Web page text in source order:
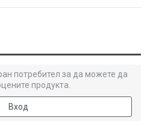
потребител за да можете да
продукта.
Вход